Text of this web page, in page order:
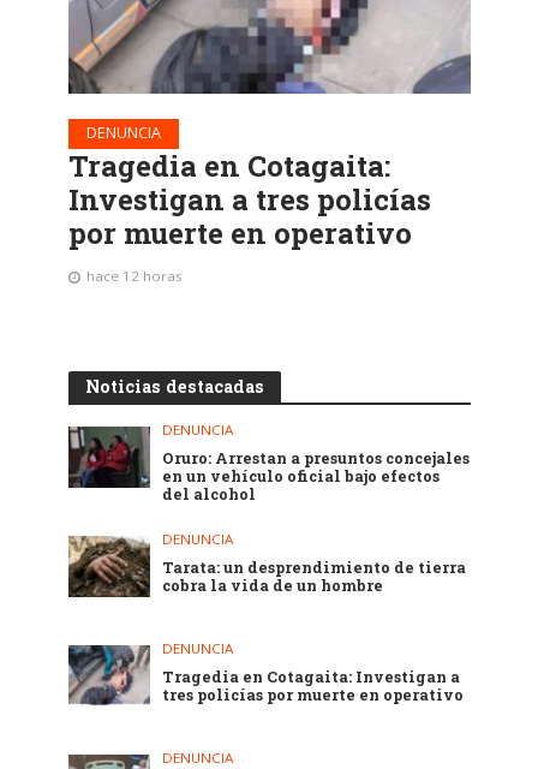
DENUNCIA
Tragedia en Cotagaita:
Investigan a tres policías
por muerte en operativo
hace 12 horas
Noticias destacadas
DENUNCIA
Oruro: Arrestan a presuntos concejales
en un vehículo oficial bajo efectos
del alcohol
DENUNCIA
Tarata: un desprendimiento de tierra
cobra la vida de un hombre
DENUNCIA
Tragedia en Cotagaita: Investigan a
tres policías por muerte en operativo
DENUNCIA